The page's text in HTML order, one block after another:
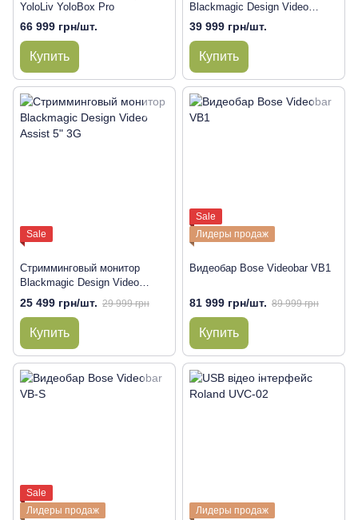
YoloLiv YoloBox Pro
66 999 грн/шт.
Купить
Blackmagic Design Video
Assist 7" 3G
39 999 грн/шт.
Купить
Sale
Стримминговый монитор
Blackmagic Design Video
Assist 5" 3G
25 499 грн/шт. 29 999 грн
Купить
Sale
Лидеры продаж
Видеобар Bose Videobar VB1
81 999 грн/шт. 89 999 грн
Купить
Sale
Лидеры продаж
Лидеры продаж